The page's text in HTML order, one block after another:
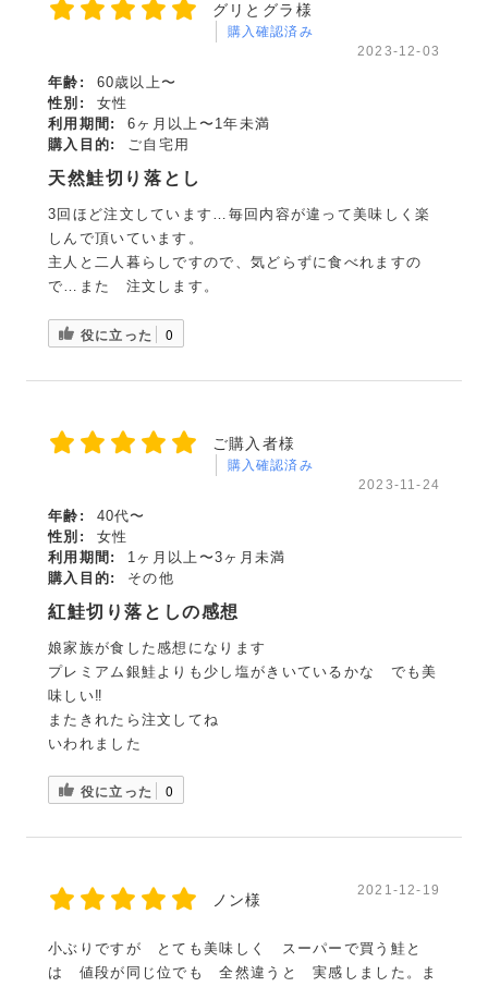
グリとグラ様
購入確認済み
2023-12-03
年齢:
60歳以上〜
性別:
女性
利用期間:
6ヶ月以上〜1年未満
購入目的:
ご自宅用
天然鮭切り落とし
3回ほど注文しています…毎回内容が違って美味しく楽
しんで頂いています。
主人と二人暮らしですので、気どらずに食べれますの
で…また 注文します。
役に立った 0
ご購入者様
購入確認済み
2023-11-24
年齢:
40代〜
性別:
女性
利用期間:
1ヶ月以上〜3ヶ月未満
購入目的:
その他
紅鮭切り落としの感想
娘家族が食した感想になります
プレミアム銀鮭よりも少し塩がきいているかな でも美
味しい‼️
またきれたら注文してね
いわれました
役に立った 0
ノン様
2021-12-19
小ぶりですが とても美味しく スーパーで買う鮭と
は 値段が同じ位でも 全然違うと 実感しました。ま